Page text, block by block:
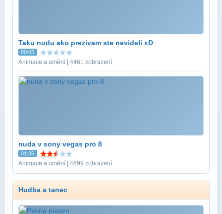
Taku nudu ako prezivam ste nevideli xD
00:05
Animace a umění | 4461 zobrazení
nuda v sony vegas pro 8
01:35
Animace a umění | 4699 zobrazení
Hudba a tanec